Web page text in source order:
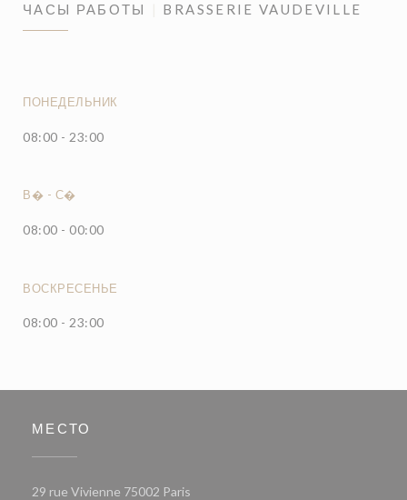
ЧАСЫ РАБОТЫ BRASSERIE VAUDEVILLE
ПОНЕДЕЛЬНИК
08:00 - 23:00
В� - С�
08:00 - 00:00
ВОСКРЕСЕНЬЕ
08:00 - 23:00
МЕСТО
29 rue Vivienne 75002 Paris